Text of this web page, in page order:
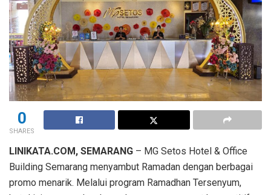
0
SHARES
LINIKATA.COM, SEMARANG – MG Setos Hotel & Office
Building Semarang menyambut Ramadan dengan berbagai
promo menarik. Melalui program Ramadhan Tersenyum,